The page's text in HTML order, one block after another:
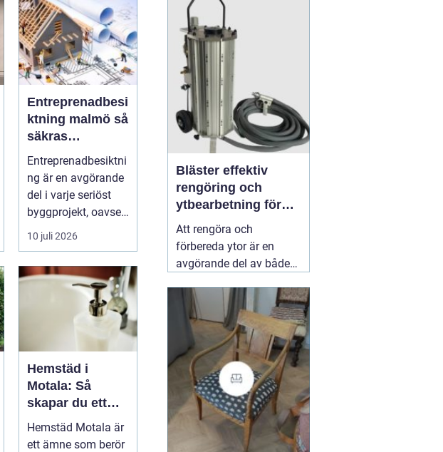
Entreprenadbesi
ktning malmö så
säkras
kvaliteten i
byggprojekt
Entreprenadbesiktni
ng är en avgörande
del i varje seriöst
byggprojekt, oavsett
om det handlar om
en ...
10 juli 2026
Hemstäd i
Motala: Så
skapar du ett
rent hem utan
stress
Hemstäd Motala är
ett ämne som berör
säkerhetsnivå i en
bransch där jobbet ofta
sker långt frå...
Bläster effektiv
rengöring och
ytbearbetning för
proffs och
hantverkare
Att rengöra och
förbereda ytor är en
avgörande del av både
renovering. Färg, rost,
smuts och gamla
beläggningar gör att
material åldras snabbare
och försämrar
slutresultatet vid
målning eller annan
behandling. Här31 juli